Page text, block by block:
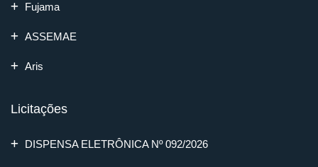
Fujama
ASSEMAE
Aris
Licitações
DISPENSA ELETRÔNICA Nº 092/2026